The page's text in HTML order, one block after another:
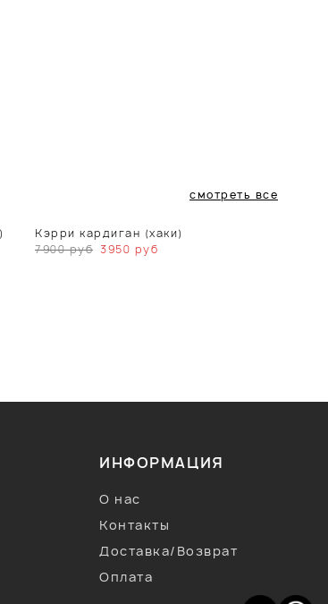
смотреть все
Кэрри кардиган (хаки)
7900руб 3950 руб
ИНФОРМАЦИЯ
О нас
Контакты
Доставка/Возврат
Оплата